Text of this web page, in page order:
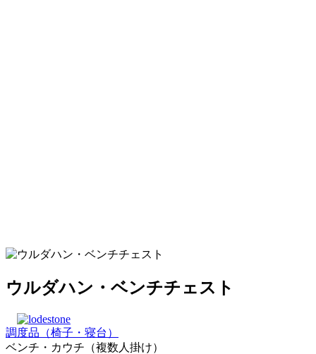
ウルダハン・ベンチチェスト
調度品（椅子・寝台）
ベンチ・カウチ（複数人掛け）